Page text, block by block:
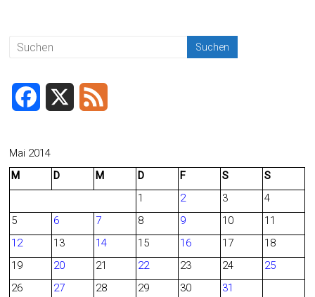
ok
c
b
o
Mai 2014
M
D M D F S
S
1
2 3
4
5
6 7 8 9 10
11
12
13 14 15 16 17
18
19
20 21 22 23 24
25
26
27 28 29 30 31